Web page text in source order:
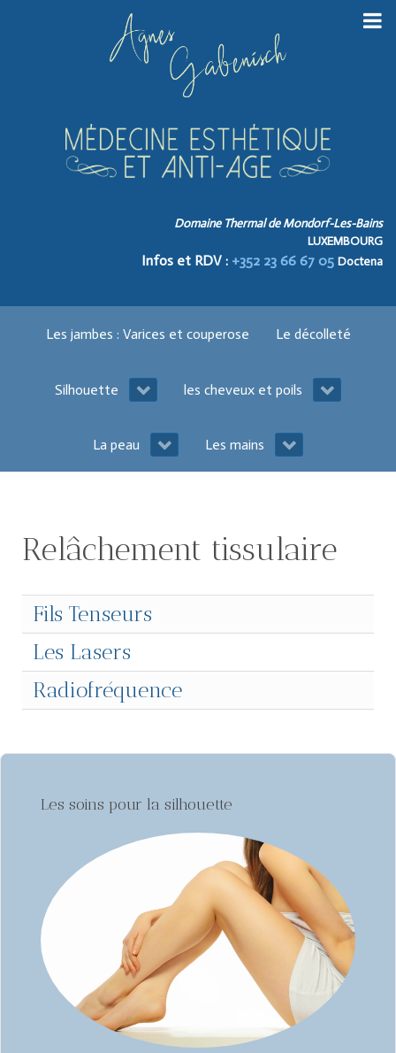
Domaine Thermal de Mondorf-Les-Bains
LUXEMBOURG
Infos et RDV : +352 23 66 67 05 Doctena
Les jambes : Varices et couperose Le décolleté
Silhouette les cheveux et poils
La peau Les mains
Relâchement tissulaire
Fils Tenseurs
Les Lasers
Radiofréquence
Les soins pour la silhouette